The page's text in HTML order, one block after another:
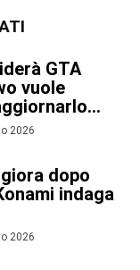
GTA
vuole
2026
dopo
indaga
2026